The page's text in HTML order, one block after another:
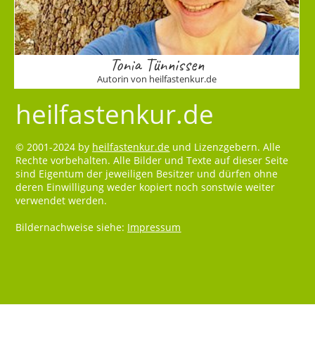
Tonia Tünnissen
Autorin von heilfastenkur.de
heilfastenkur.de
© 2001-2024 by heilfastenkur.de und Lizenzgebern. Alle
Rechte vorbehalten. Alle Bilder und Texte auf dieser Seite
sind Eigentum der jeweiligen Besitzer und dürfen ohne
deren Einwilligung weder kopiert noch sonstwie weiter
verwendet werden.
Bildernachweise siehe: Impressum